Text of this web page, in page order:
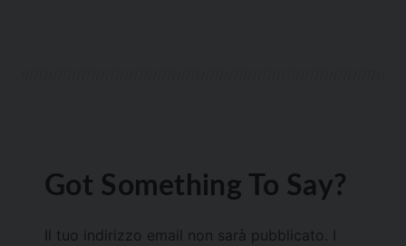
Got Something To Say?
Il tuo indirizzo email non sarà pubblicato.